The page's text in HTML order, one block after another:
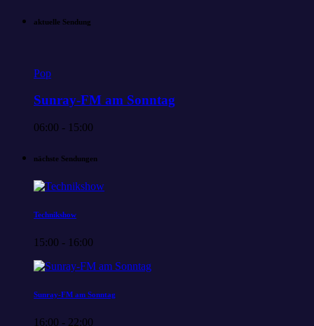
aktuelle Sendung
Pop
Sunray-FM am Sonntag
06:00 - 15:00
nächste Sendungen
Technikshow
15:00 - 16:00
Sunray-FM am Sonntag
16:00 - 22:00